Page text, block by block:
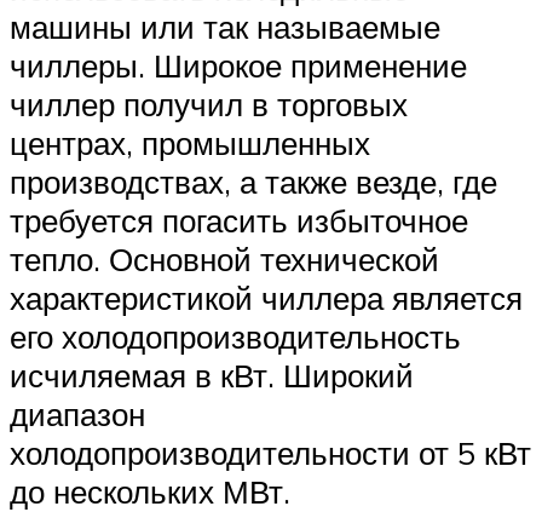
машины или так называемые
чиллеры. Широкое применение
чиллер получил в торговых
центрах, промышленных
производствах, а также везде, где
требуется погасить избыточное
тепло. Основной технической
характеристикой чиллера является
его холодопроизводительность
исчиляемая в кВт. Широкий
диапазон
холодопроизводительности от 5 кВт
до нескольких МВт.